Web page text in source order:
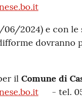
2024) e con le
dovranno
il Comune di
- tel.